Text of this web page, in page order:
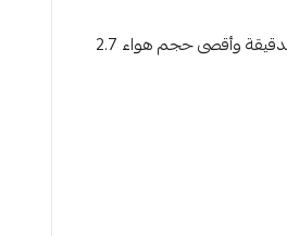
منفاخ هواء يعمل ببطارية ليثيوم 20 فولت، مصمم لتوفير تدفق هواء قوي وسريع للاستخدامات المنزلية والمهنية. يتميز بسرعة دوران بدون حمل تصل إلى 18000 دورة في الدقيقة وأقصى حجم هواء 2.7